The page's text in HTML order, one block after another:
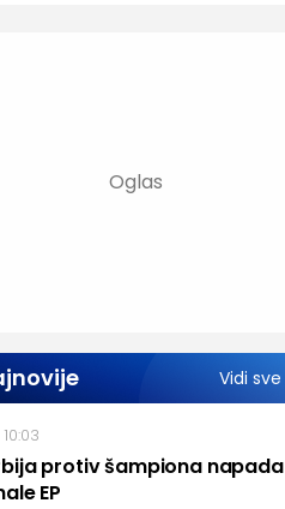
Vidi sve
protiv šampiona napada
EP
10:03